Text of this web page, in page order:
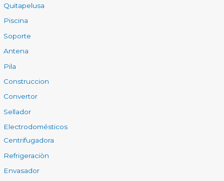
Quitapelusa
Piscina
Soporte
Antena
Pila
Construccion
Convertor
Sellador
Electrodomésticos
Centrifugadora
Refrigeraciòn
Envasador